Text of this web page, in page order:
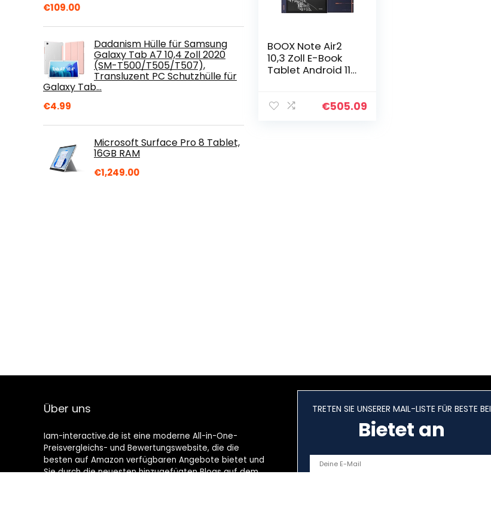
€109.00
Dadanism Hülle für Samsung
Galaxy Tab A7 10,4 Zoll 2020
(SM-T500/T505/T507),
Transluzent PC Schutzhülle für
Galaxy Tab…
€4.99
Microsoft Surface Pro 8 Tablet,
16GB RAM
€1,249.00
BOOX Note Air2
10,3 Zoll E-Book
Tablet Android 11
OTG WiFi BT€505.09
Über uns
Iam-interactive.de ist eine moderne All-in-One-
Preisvergleichs- und Bewertungswebsite, die die
besten auf Amazon verfügbaren Angebote bietet und
Sie durch die neuesten hinzugefügten Blogs auf dem
TRETEN SIE UNSERER MAIL-LISTE FÜR BESTE BEI
Bietet an